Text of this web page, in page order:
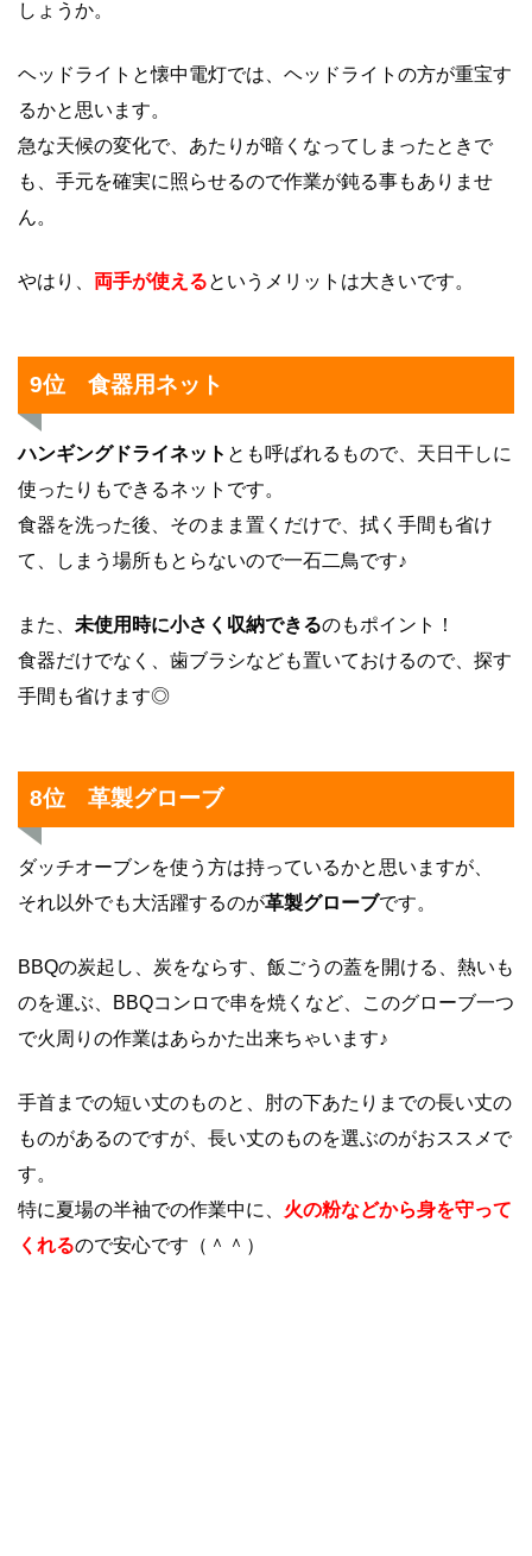
しょうか。
ヘッドライトと懐中電灯では、ヘッドライトの方が重宝す
るかと思います。
急な天候の変化で、あたりが暗くなってしまったときで
も、手元を確実に照らせるので作業が鈍る事もありませ
ん。
やはり、 両手が使えるというメリットは大きいです。
9位 食器用ネット
ハンギングドライネット とも呼ばれるもので、天日干しに
使ったりもできるネットです。
食器を洗った後、そのまま置くだけで、拭く手間も省け
て、しまう場所もとらないので一石二鳥です♪
また、 未使用時に小さく収納できるのもポイント！
食器だけでなく、歯ブラシなども置いておけるので、探す
手間も省けます◎
8位 革製グローブ
ダッチオーブンを使う方は持っているかと思いますが、
それ以外でも大活躍するのが革製グローブです。
BBQの炭起し、炭をならす、飯ごうの蓋を開ける、熱いも
のを運ぶ、BBQコンロで串を焼くなど、このグローブ一つ
で火周りの作業はあらかた出来ちゃいます♪
手首までの短い丈のものと、肘の下あたりまでの長い丈の
ものがあるのですが、長い丈のものを選ぶのがおススメで
す。
特に夏場の半袖での作業中に、 火の粉などから身を守って
くれるので安心です（＾＾）